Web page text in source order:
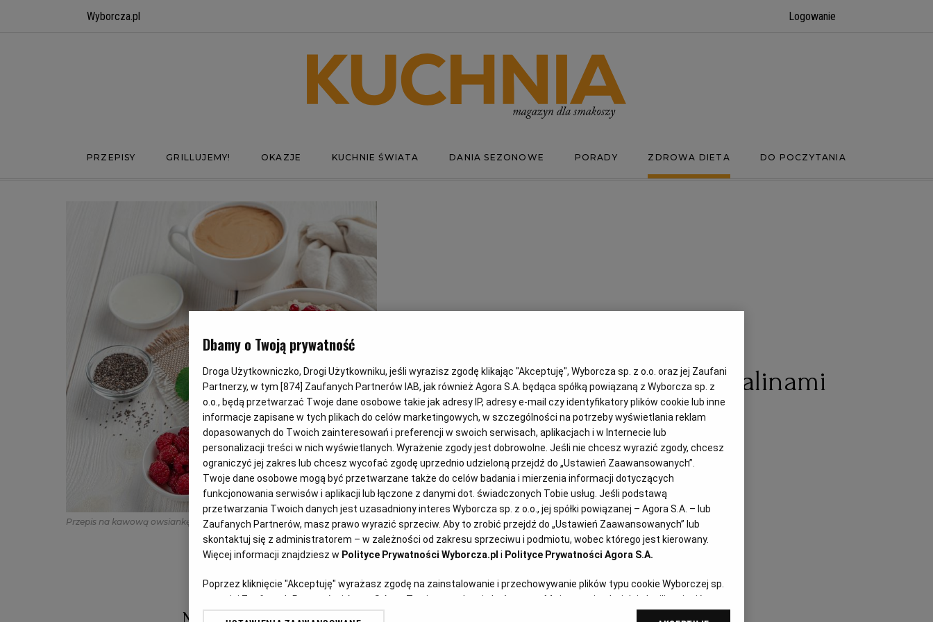
Wyborcza.pl Logowanie
PRZEPISY GRILLUJEMY! OKAZJE KUCHNIE ŚWIATA DANIA SEZONOWE PORADY ZDROWA DIETA DO POCZYTANIA
Kawowa owsianka z malinami
Aurelia Grzywacz, dietetyk 19.06.2022
Przepis na kawową owsiankę z malinami(Fot. Shutterstock)
Dbamy o Twoją prywatność
Droga Użytkowniczko, Drogi Użytkowniku, jeśli wyrazisz zgodę klikając "Akceptuję", Wyborcza sp. z o.o. oraz jej Zaufani
Partnerzy, w tym [874] Zaufanych Partnerów IAB, jak również Agora S.A. będąca spółką powiązaną z Wyborcza sp. z
o.o., będą przetwarzać Twoje dane osobowe takie jak adresy IP, adresy e-mail czy identyfikatory plików cookie lub inne
informacje zapisane w tych plikach do celów marketingowych, w szczególności na potrzeby wyświetlania reklam
dopasowanych do Twoich zainteresowań i preferencji w swoich serwisach, aplikacjach i w Internecie lub
personalizacji treści w nich wyświetlanych. Wyrażenie zgody jest dobrowolne. Jeśli nie chcesz wyrazić zgody, chcesz
ograniczyć jej zakres lub chcesz wycofać zgodę uprzednio udzieloną przejdź do „Ustawień Zaawansowanych”.
Twoje dane osobowe mogą być przetwarzane także do celów badania i mierzenia informacji dotyczących
funkcjonowania serwisów i aplikacji lub łączone z danymi dot. świadczonych Tobie usług. Jeśli podstawą
przetwarzania Twoich danych jest uzasadniony interes Wyborcza sp. z o.o., jej spółki powiązanej – Agora S.A. – lub
Zaufanych Partnerów, masz prawo wyrazić sprzeciw. Aby to zrobić przejdź do „Ustawień Zaawansowanych” lub
skontaktuj się z administratorem – w zależności od zakresu sprzeciwu i podmiotu, wobec którego jest kierowany.
Więcej informacji znajdziesz w Polityce Prywatności Wyborcza.pl i Polityce Prywatności Agora S.A.
Poprzez kliknięcie "Akceptuję" wyrażasz zgodę na zainstalowanie i przechowywanie plików typu cookie Wyborczej sp.
z o. o. jej Zaufanych Partnerów i Agora S.A. na Twoim urządzeniu końcowym. Możesz też w każdej chwili zmienić
swoje preferencje dot. plików cookie, ponownie wywołując narzędzie do zarządzania Twoimi preferencjami dot.